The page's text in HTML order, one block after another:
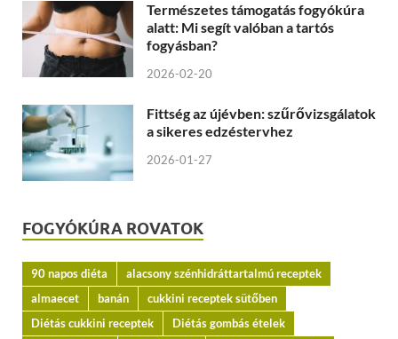
Természetes támogatás fogyókúra
alatt: Mi segít valóban a tartós
fogyásban?
2026-02-20
Fittség az újévben: szűrővizsgálatok
a sikeres edzéstervhez
2026-01-27
FOGYÓKÚRA ROVATOK
90 napos diéta
alacsony szénhidráttartalmú receptek
almaecet
banán
cukkini receptek sütőben
Diétás cukkini receptek
Diétás gombás ételek